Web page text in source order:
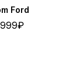
Ford
₽